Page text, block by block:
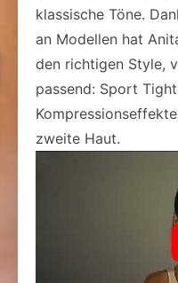
klassische Töne.
an Modellen hat
den richtigen Style,
passend: Sport
zweite Haut.